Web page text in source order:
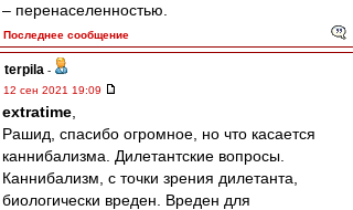
– перенаселенностью.
Последнее сообщение
terpila -
12 сен 2021 19:09
extratime
Рашид, спасибо огромное, но что касается
каннибализма. Дилетантские вопросы.
Каннибализм, с точки зрения дилетанта,
биологически вреден. Вреден для